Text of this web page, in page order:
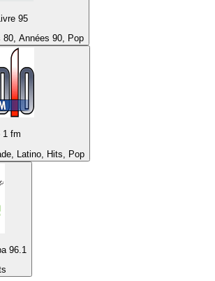
95
80, Années 90, Pop
1 fm
Latino, Hits, Pop
96.1